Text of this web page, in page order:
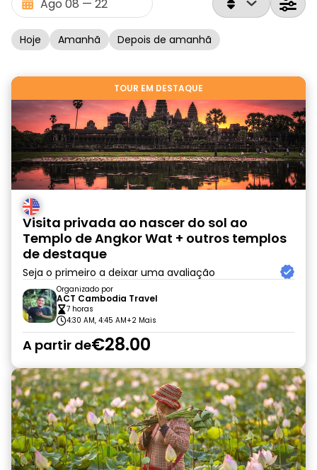
Hoje Amanhã Depois de amanhã
TOUR EM DESTAQUE
Visita privada ao nascer do sol ao
Templo de Angkor Wat + outros templos
de destaque
Seja o primeiro a deixar uma avaliação
Organizado por
ACT Cambodia Travel
7 horas
4:30 AM, 4:45 AM+2 Mais
A partir de€28.00